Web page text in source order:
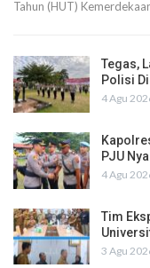
Tahun (HUT)
Tegas,
Polisi
4 Agu
PJU Nya
4 Agu
Tim
3 Agu